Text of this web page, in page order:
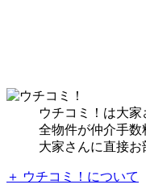
ウチコミ！は大
全物件が仲介手数
大家さんに直接お
＋ ウチコミ！について